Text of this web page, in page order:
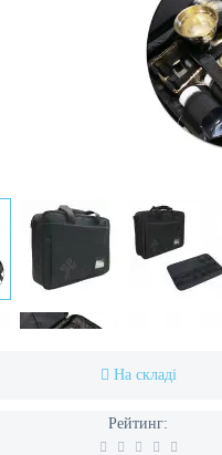
На складі
Рейтинг: